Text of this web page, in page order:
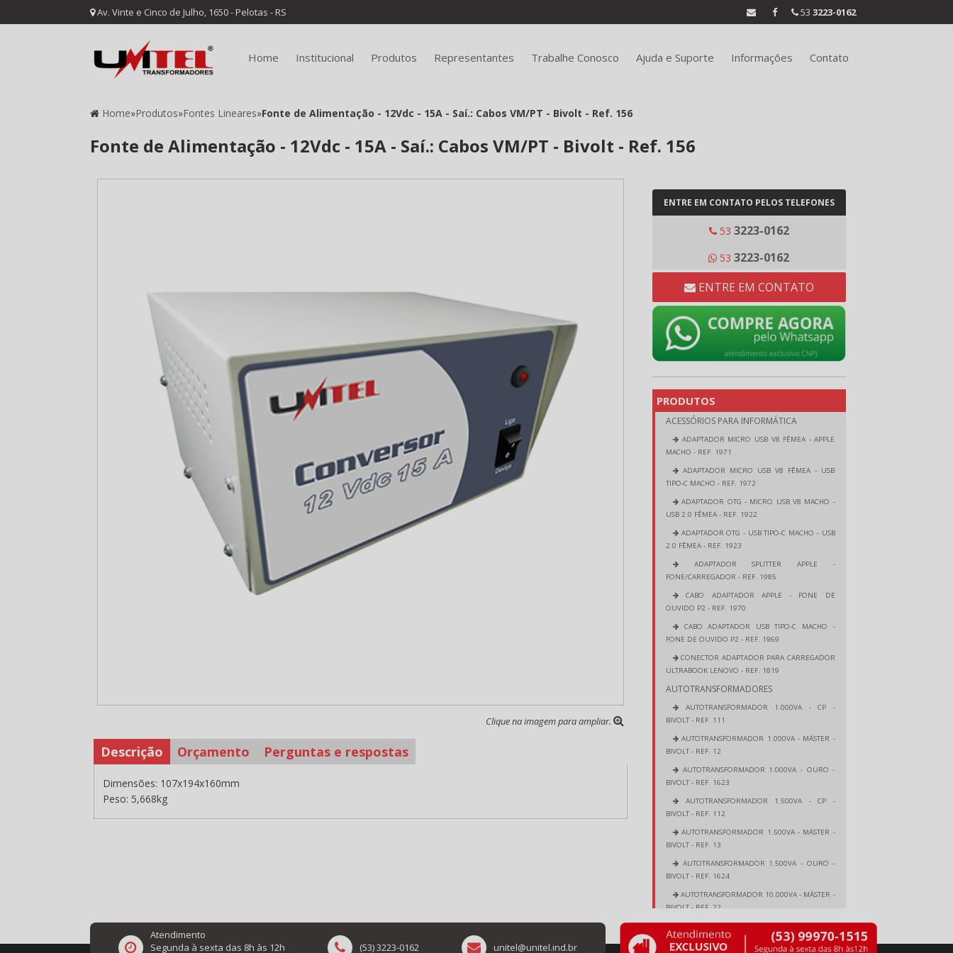
Av. Vinte e Cinco de Julho, 1650 - Pelotas - RS 53 3223-0162
Home Institucional Produtos Representantes Trabalhe Conosco Ajuda e Suporte Informações Contato
Home»Produtos»Fontes Lineares»Fonte de Alimentação - 12Vdc - 15A - Saí.: Cabos VM/PT - Bivolt - Ref. 156
Fonte de Alimentação - 12Vdc - 15A - Saí.: Cabos VM/PT - Bivolt - Ref. 156
Clique na imagem para ampliar.
Descrição Orçamento Perguntas e respostas
Dimensões: 107x194x160mm
Peso: 5,668kg
ENTRE EM CONTATO PELOS TELEFONES
53 3223-0162
533223-0162
ENTRE EM CONTATO
PRODUTOS
ACESSÓRIOS PARA INFORMÁTICA
ADAPTADOR MICRO USB V8 FÊMEA - APPLE
MACHO - REF. 1971
ADAPTADOR MICRO USB V8 FÊMEA - USB
TIPO-C MACHO - REF. 1972
ADAPTADOR OTG - MICRO USB V8 MACHO -
USB 2.0 FÊMEA - REF. 1922
ADAPTADOR OTG - USB TIPO-C MACHO - USB
2.0 FÊMEA - REF. 1923
ADAPTADOR SPLITTER APPLE -
FONE/CARREGADOR - REF. 1985
CABO ADAPTADOR APPLE - FONE DE
OUVIDO P2 - REF. 1970
CABO ADAPTADOR USB TIPO-C MACHO -
FONE DE OUVIDO P2 - REF. 1969
CONECTOR ADAPTADOR PARA CARREGADOR
ULTRABOOK LENOVO - REF. 1819
AUTOTRANSFORMADORES
AUTOTRANSFORMADOR 1.000VA - CP -
BIVOLT - REF. 111
AUTOTRANSFORMADOR 1.000VA - MÁSTER -
BIVOLT - REF. 12
AUTOTRANSFORMADOR 1.000VA - OURO -
BIVOLT - REF. 1623
AUTOTRANSFORMADOR 1.500VA - CP -
BIVOLT - REF. 112
AUTOTRANSFORMADOR 1.500VA - MÁSTER -
BIVOLT - REF. 13
AUTOTRANSFORMADOR 1.500VA - OURO -
BIVOLT - REF. 1624
AUTOTRANSFORMADOR 10.000VA - MÁSTER -
BIVOLT - REF. 22
AUTOTRANSFORMADOR 100VA - MÁSTER -
BIVOLT - REF. 6
Atendimento
Segunda à sexta das 8h às 12h
(53) 3223-0162 unitel@unitel.ind.br